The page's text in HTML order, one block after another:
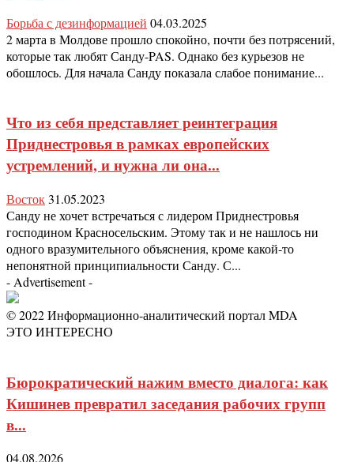
Борьба с дезинформацией 04.03.2025
2 марта в Молдове прошло спокойно, почти без потрясений,
которые так любят Санду-PAS. Однако без курьезов не
обошлось. Для начала Санду показала слабое понимание...
Что из себя представляет реинтеграция
Приднестровья в рамках европейских
устремлений, и нужна ли она...
Восток31.05.2023
Санду не хочет встречаться с лидером Приднестровья
господином Красносельским. Этому так и не нашлось ни
одного вразумительного объяснения, кроме какой-то
непонятной принципиальности Санду. С...
- Advertisement -
© 2022 Информационно-аналитический портал MDA
ЭТО ИНТЕРЕСНО
Бюрократический нажим вместо диалога: как
Кишинев превратил заседания рабочих групп
в...
04.08.2026